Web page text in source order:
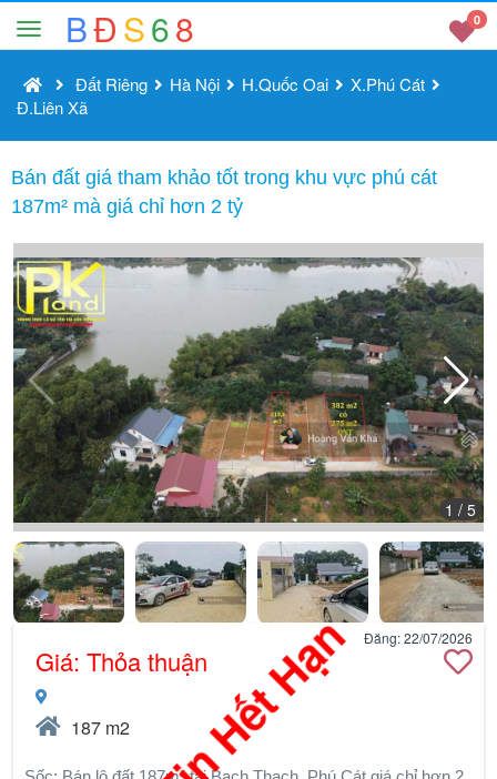
BĐS68 0
Đất Riêng Hà Nội H.Quốc Oai
X.Phú Cát
Đ.Liên Xã
Bán đất giá tham khảo tốt trong khu vực phú cát
187m² mà giá chỉ hơn 2 tỷ
1 / 5
Tin Hết Hạn Đăng: 22/07/2026
Giá: Thỏa thuận
187 m2